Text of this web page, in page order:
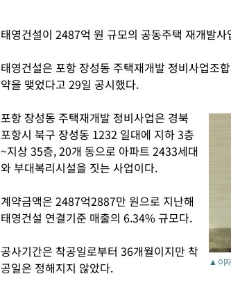
태영건설이 2487억 원 규모의 공동주택 재개발사
태영건설은 포항 장성동 주택재개발 정비사업조
약을 맺었다고 29일 공시했다.
▲ 이
포항 장성동 주택재개발 정비사업은 경북
포항시 북구 장성동 1232 일대에 지하 3층
~지상 35층, 20개 동으로 아파트 2433세대
와 부대복리시설을 짓는 사업이다.
계약금액은 2487억2887만 원으로 지난해
태영건설 연결기준 매출의 6.34% 규모다.
공사기간은 착공일로부터 36개월이지만 착
공일은 정해지지 않았다.